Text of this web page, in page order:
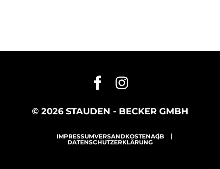
© 2026 STAUDEN - BECKER GMBH
IMPRESSUMVERSANDKOSTENAGB
DATENSCHUTZERKLÄRUNG